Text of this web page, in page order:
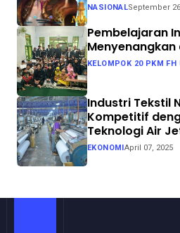
NASIONALSeptember
Pembelajaran
Menyenangkan
KELOMPOK 20 PKM FH
Industri Tekstil
Kompetitif
Teknologi Air
Continuous
Solo Perkasa
EKONOMIApril 07, 2025